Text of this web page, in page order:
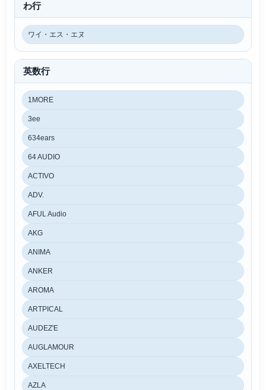
わ行
ワイ・エス・エヌ
英数行
1MORE
3ee
634ears
64 AUDIO
ACTIVO
ADV.
AFUL Audio
AKG
ANIMA
ANKER
AROMA
ARTPICAL
AUDEZ'E
AUGLAMOUR
AXELTECH
AZLA